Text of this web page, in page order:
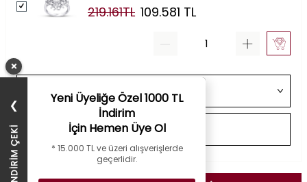
219.161TL 109.581 TL
×
❯
Yeni Üyeliğe Özel 1000 TL
İndirim
İçin Hemen Üye Ol
* 15.000 TL ve üzeri alışverişlerde
geçerlidir.